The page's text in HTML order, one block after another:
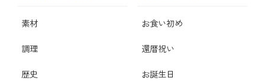
素材
調理
歴史
お食い初め
還暦祝い
お誕生日